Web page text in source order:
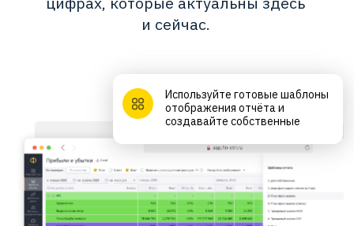
Используйте готовые шаблоны
создавайте собственные